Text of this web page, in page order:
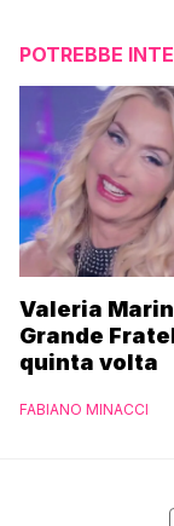
POTREBBE
Valeria
Grande
quinta volta
FABIANO MINACCI